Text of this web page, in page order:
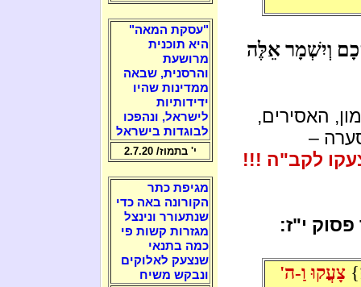
וְיִשְׁמָר אֵלֶּה
האסירים,
–
לקב"ה !!!
י"ז:
צָעֲקוּ וַ-ה'
"עסקת המאה"
היא תוכנית
מרושעת
והרסנית, שבאה
ממדינות שהיו
ידידותיות
לישראל, ונהפכו
לבוגדות בישראל
י' בתמוז/ 2.7.20
מגיפת כתר
הקורונה באה כדי
שנתעורר ונינצל
מגזרות קשות פי
כמה בתנאי
שנצעק לאלוקים
ונבקש משיח